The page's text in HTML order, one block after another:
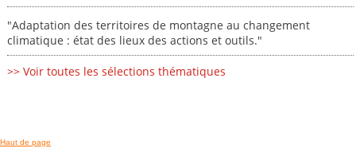
"Adaptation des territoires de montagne au changement
climatique : état des lieux des actions et outils."
>> Voir toutes les sélections thématiques
Haut de page